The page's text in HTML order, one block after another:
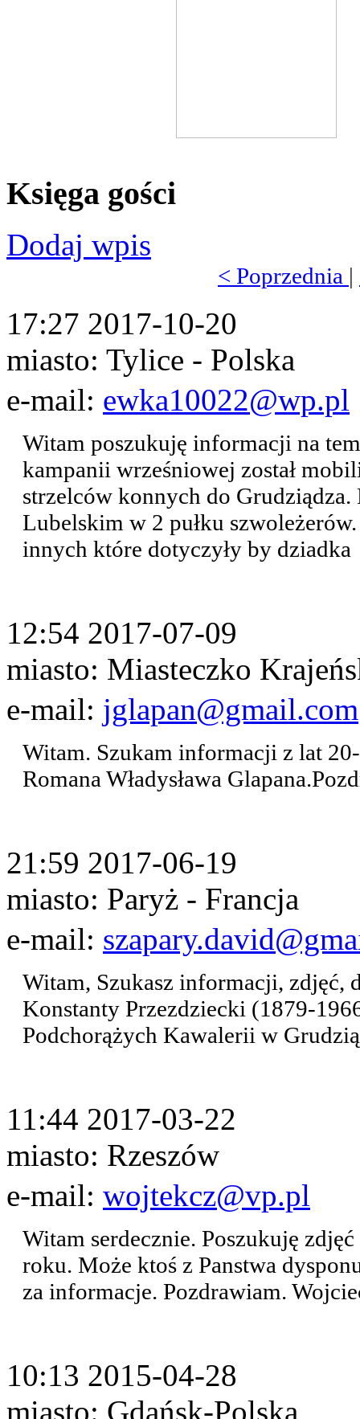
Księga gości
Dodaj wpis
< Poprzednia |
17:27 2017-10-20
miasto: Tylice - Polska
e-mail: ewka10022@wp.pl
Witam poszukuję informacji na
kampanii wrześniowej został
strzelców konnych do Grudziądza.
Lubelskim w 2 pułku
innych które dotyczyły by dziadka
12:54 2017-07-09
miasto: Miasteczko
e-mail: jglapan@gmail.com
Witam. Szukam informacji z lat
Romana Władysława
21:59 2017-06-19
miasto: Paryż - Francja
e-mail:
Witam, Szukasz informacji,
Konstanty Przezdziecki (1879-
Podchorążych Kawalerii w
11:44 2017-03-22
miasto: Rzeszów
e-mail: wojtekcz@vp.pl
Witam serdecznie. Poszukuję
roku. Może ktoś z Panstwa
za informacje. Pozdrawiam.
10:13 2015-04-28
miasto: Gdańsk-Polska